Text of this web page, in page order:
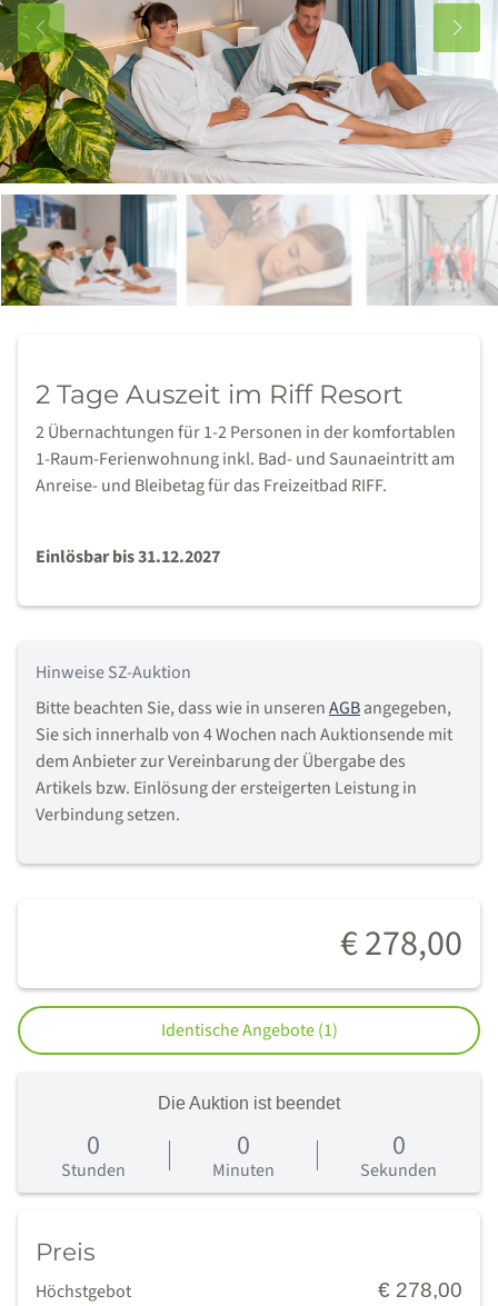
€ 278,00
Identische Angebote (1)
Die Auktion ist beendet
0
Stunden
0
Minuten
0
Sekunden
Preis
Höchstgebot € 278,00
2 Tage Auszeit im Riff Resort
2 Übernachtungen für 1-2 Personen in der komfortablen
1-Raum-Ferienwohnung inkl. Bad- und Saunaeintritt am
Anreise- und Bleibetag für das Freizeitbad RIFF.
Einlösbar bis 31.12.2027
Hinweise SZ-Auktion
Bitte beachten Sie, dass wie in unserenAGBangegeben,
Sie sich innerhalb von 4 Wochen nach Auktionsende mit
dem Anbieter zur Vereinbarung der Übergabe des
Artikels bzw. Einlösung der ersteigerten Leistung in
Verbindung setzen.